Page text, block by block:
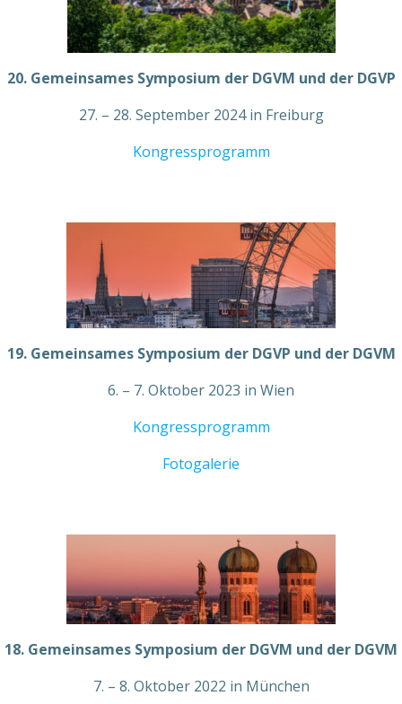
20. Gemeinsames Symposium der DGVM und der DGVP
27. – 28. September 2024 in Freiburg
Kongressprogramm
19. Gemeinsames Symposium der DGVP und der DGVM
6. – 7. Oktober 2023 in Wien
Kongressprogramm
Fotogalerie
18. Gemeinsames Symposium der DGVM und der DGVM
7. – 8. Oktober 2022 in München